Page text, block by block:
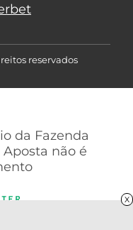
X
reservados
da Fazenda
não é